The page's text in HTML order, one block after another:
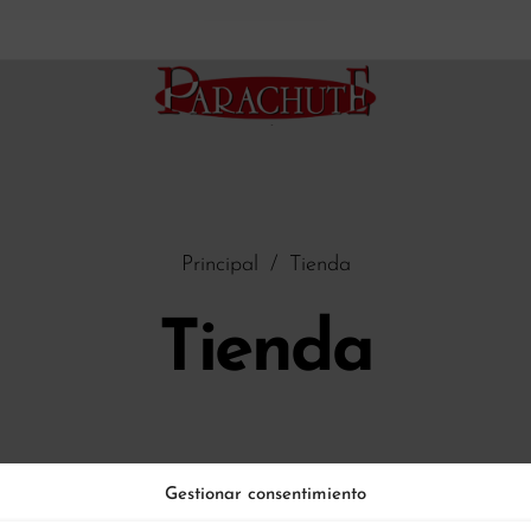
Gestionar consentimiento
Principal / Tienda
Tienda